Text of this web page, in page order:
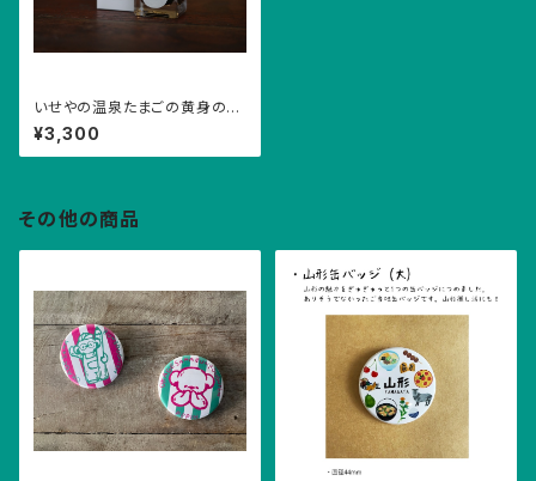
いせやの温泉たまごの黄身の
色 インク
¥3,300
その他の商品